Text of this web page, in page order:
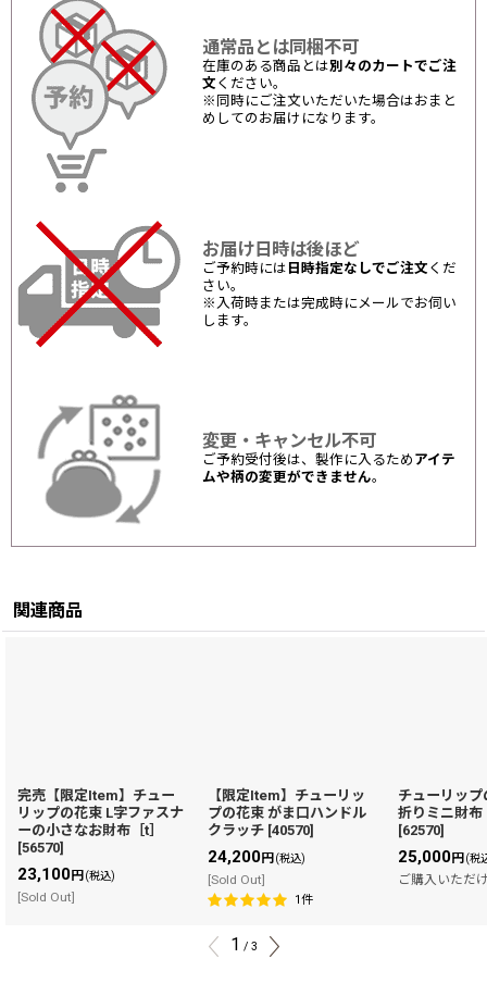
通常品とは同梱不可
在庫のある商品とは別々のカートでご注
文 ください。
※同時にご注文いただいた場合はおまと
めしてのお届けになります。
お届け日時は後ほど
ご予約時には 日時指定なしでご注文 くだ
さい。
※入荷時または完成時にメールでお伺い
します。
変更・キャンセル不可
ご予約受付後は、製作に入るため アイテ
ムや柄の変更ができません。
関連商品
完売【限定Item】チュー
リップの花束 L字ファスナ
ーの小さなお財布［t］
[56570]
23,100円 (税込)
[Sold Out]
【限定Item】チューリッ
プの花束 がま口ハンドル
クラッチ [40570]
24,200円 (税込)
[Sold Out]
1件
チューリッ
折りミニ財布
[62570]
25,000円 (税
ご購入いただ
1 / 3